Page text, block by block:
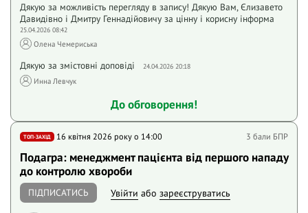
Дякую за можливість перегляду в запису! Дякую Вам, Єлизавето
Давидівно і Дмитру Геннадійовичу за цінну і корисну інформа
25.04.2026 08:42
Олена Чемериська
Дякую за змістовні доповіді 24.04.2026 20:18
Инна Левчук
До обговорення!
ТОП-ЗАХІД 16 квітня 2026 року o 14:00 3 бали БПР
Подагра: менеджмент пацієнта від першого нападу
до контролю хвороби
ПІДПИСАТИСЬ Увійти або зареєструватись